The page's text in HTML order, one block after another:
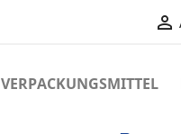

VERPACKUNGSMITTEL